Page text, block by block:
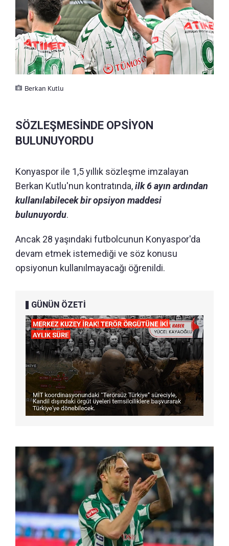
Berkan Kutlu
SÖZLEŞMESİNDE OPSİYON
BULUNUYORDU
Konyaspor ile 1,5 yıllık sözleşme imzalayan
Berkan Kutlu'nun kontratında,ilk 6 ayın ardından
kullanılabilecek bir opsiyon maddesi
bulunuyordu.
Ancak 28 yaşındaki futbolcunun Konyaspor'da
devam etmek istemediği ve söz konusu
opsiyonun kullanılmayacağı öğrenildi.
GÜNÜN ÖZETİ